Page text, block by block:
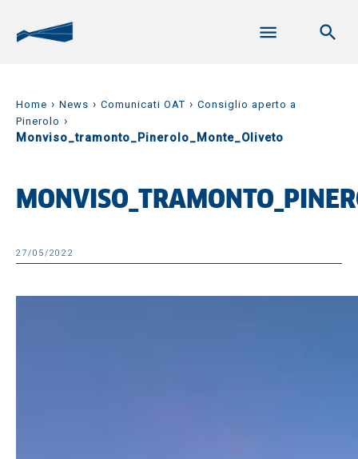
Home › News › Comunicati OAT › Consiglio aperto a
Pinerolo ›
Monviso_tramonto_Pinerolo_Monte_Oliveto
27/05/2022